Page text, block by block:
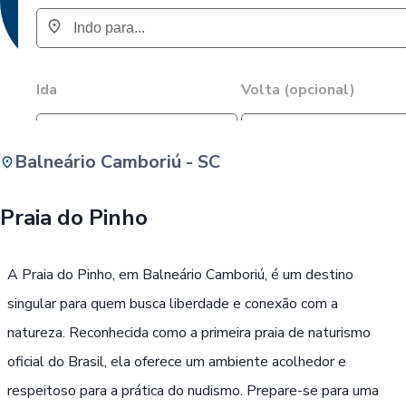
Ida Volta (opcional)
Balneário Camboriú - SC
Praia do Pinho
A Praia do Pinho, em Balneário Camboriú, é um destino
singular para quem busca liberdade e conexão com a
natureza. Reconhecida como a primeira praia de naturismo
oficial do Brasil, ela oferece um ambiente acolhedor e
respeitoso para a prática do nudismo. Prepare-se para uma